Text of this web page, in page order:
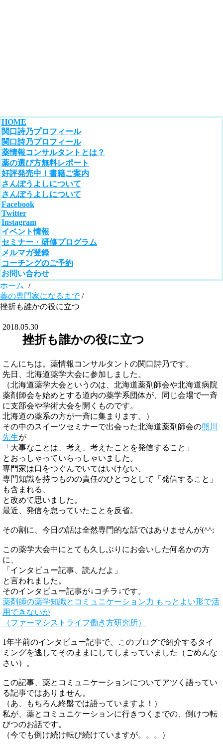
HOME
関口詩乃プロフィール
関口詩乃プロフィール
薬情報コンサルタントとは？
薬の選び方無料レポート
好評発売中！書籍ご案内
さんぽうよしについて
さんぽうよしについて
Facebook
Twitter
Instagram
イベント情報
セミナー・研修プログラム
メルマガ登録
コーチングのご予約
お問い合わせ
ホーム
/
薬の専門家になるまで/
挫折も誰かの役に立つ
2018.05.30
挫折も誰かの役に立つ
こんにちは。薬情報コンサルタントの関口詩乃です。
先日、北海道薬学大会に参加しました。
（北海道薬学大会というのは、北海道薬剤師会や北海道病院
薬剤師会を始めとする道内の薬学系団体が、同じ会場で一斉
に支部会や学術大会を開くものです。
北海道の薬系の方が一斉に集まります。）
その中のスイーツセミナーで出会った北海道薬剤師会の熊川
先生が
「大事なことは、考え、考えたことを発信すること」
とおっしゃっていらっしゃいました。
専門家は口をつぐんでいてはいけない、
専門知識を持つものの責任のひとつとして「発信すること」
も含まれる、
と改めて思いました。
最近、発信を怠っていたことを反省。
その割に、今日の話は全然専門的な話ではありませんが(^^;
この薬学大会中にとても久しぶりにお会いした何名かの方
に、
「インタビュー記事、読んだよ」
と言われました。
そのインタビュー記事が↓コチラ↓です。
薬剤師の薬学知識とコミュニケーション力 もっとよい形で活
用できないか
（ファーマシストライフ働き方研究所）
1年半前のインタビュー記事で、このブログで紹介するタイ
ミングを逃してそのままにしてしまっていました（ごめんな
さい）。
この記事、薬とコミュニケーションについてアツく語ってい
る記事ではありません。
（あ、もちろん終盤では語っていますよ！）
私が、薬とコミュニケーションに行きつくまでの、倒けつ転
びつのお話です。
（今でも倒け続け転び続けていますが。。。）